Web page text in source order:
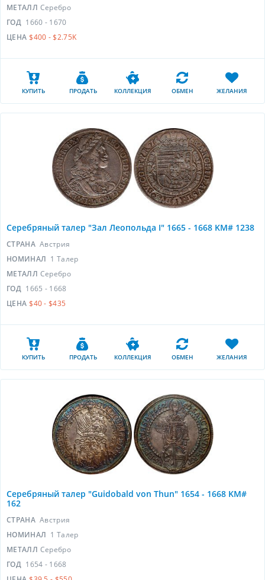
МЕТАЛЛ Серебро
ГОД 1660 - 1670
ЦЕНА $400 - $2.75K
КУПИТЬ ПРОДАТЬ КОЛЛЕКЦИЯ ОБМЕН ЖЕЛАНИЯ
Серебряный талер "Зал Леопольда I" 1665 - 1668 KM# 1238
СТРАНА Австрия
НОМИНАЛ 1 Талер
МЕТАЛЛ Серебро
ГОД 1665 - 1668
ЦЕНА $40 - $435
КУПИТЬ ПРОДАТЬ КОЛЛЕКЦИЯ ОБМЕН ЖЕЛАНИЯ
Серебряный талер "Guidobald von Thun" 1654 - 1668 KM#
162
СТРАНА Австрия
НОМИНАЛ 1 Талер
МЕТАЛЛ Серебро
ГОД 1654 - 1668